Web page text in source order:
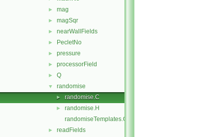
► mag
► magSqr
► nearWallFields
► PecletNo
► pressure
► processorField
► Q
▼ randomise
► randomise.C
►
randomise.H
randomiseTemplates.C
► readFields